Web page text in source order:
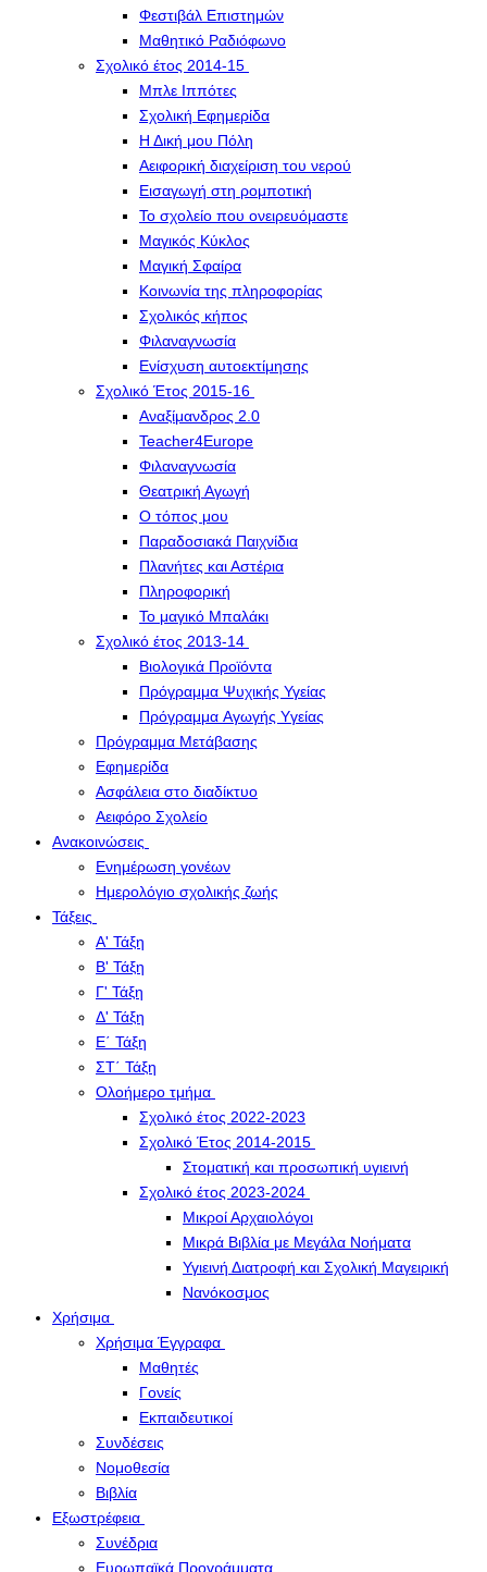
Φεστιβάλ Επιστημών
Μαθητικό Ραδιόφωνο
Σχολικό έτος 2014-15
Μπλε Ιππότες
Σχολική Εφημερίδα
Η Δική μου Πόλη
Αειφορική διαχείριση του νερού
Εισαγωγή στη ρομποτική
Το σχολείο που ονειρευόμαστε
Μαγικός Κύκλος
Μαγική Σφαίρα
Kοινωνία της πληροφορίας
Σχολικός κήπος
Φιλαναγνωσία
Eνίσχυση αυτοεκτίμησης
Σχολικό Έτος 2015-16
Αναξίμανδρος 2.0
Teacher4Europe
Φιλαναγνωσία
Θεατρική Αγωγή
Ο τόπος μου
Παραδοσιακά Παιχνίδια
Πλανήτες και Αστέρια
Πληροφορική
Το μαγικό Μπαλάκι
Σχολικό έτος 2013-14
Βιολογικά Προϊόντα
Πρόγραμμα Ψυχικής Υγείας
Πρόγραμμα Aγωγής Yγείας
Πρόγραμμα Μετάβασης
Εφημερίδα
Ασφάλεια στο διαδίκτυο
Αειφόρο Σχολείο
Ανακοινώσεις
Ενημέρωση γονέων
Ημερολόγιο σχολικής ζωής
Τάξεις
Α' Τάξη
Β' Τάξη
Γ' Τάξη
Δ' Τάξη
Ε΄ Τάξη
ΣΤ΄ Τάξη
Ολοήμερο τμήμα
Σχολικό έτος 2022-2023
Σχολικό Έτος 2014-2015
Στοματική και προσωπική υγιεινή
Σχολικό έτος 2023-2024
Μικροί Αρχαιολόγοι
Μικρά Βιβλία με Μεγάλα Νοήματα
Υγιεινή Διατροφή και Σχολική Μαγειρική
Νανόκοσμος
Χρήσιμα
Χρήσιμα Έγγραφα
Μαθητές
Γονείς
Εκπαιδευτικοί
Συνδέσεις
Νομοθεσία
Βιβλία
Εξωστρέφεια
Συνέδρια
Ευρωπαϊκά Προγράμματα